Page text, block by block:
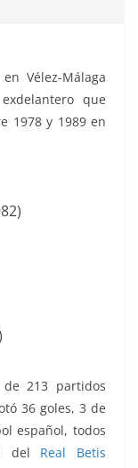
Vélez-Málaga
que
1978 y 1989 en
213 partidos
36 goles, 3 de
español, todos
del Real Betis